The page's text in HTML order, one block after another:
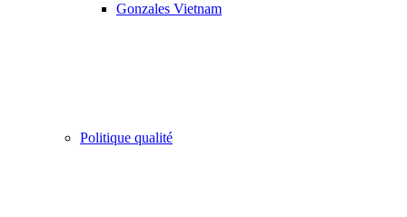
Gonzales Vietnam
Politique qualité